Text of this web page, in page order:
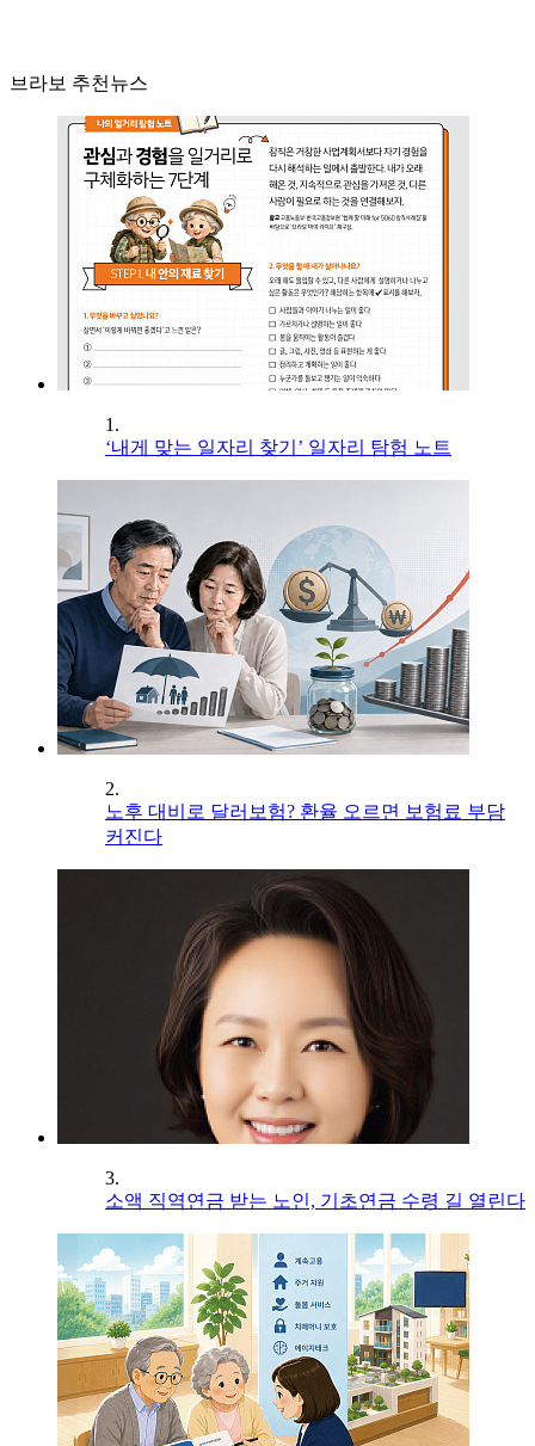
브라보 추천뉴스
1.
‘내게 맞는 일자리 찾기’ 일자리 탐험 노트
2.
노후 대비로 달러보험? 환율 오르면 보험료 부담
커진다
3.
소액 직역연금 받는 노인, 기초연금 수령 길 열린다